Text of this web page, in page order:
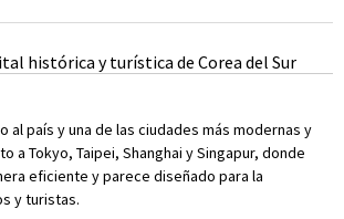
al país y una de las ciudades más modernas y
a Tokyo, Taipei, Shanghai y Singapur, donde
eficiente y parece diseñado para la
y turistas.